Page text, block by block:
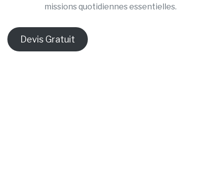
missions quotidiennes essentielles.
Devis Gratuit